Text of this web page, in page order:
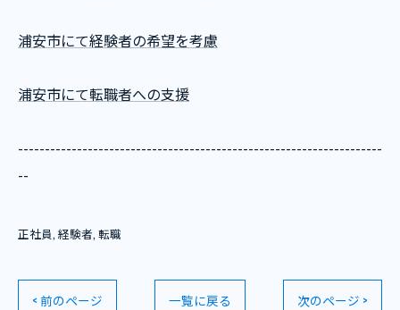
浦安市にて経験者の希望を考慮
浦安市にて転職者への支援
--------------------------------------------------------------------
--
正社員 経験者 転職
< 前のページ 一覧に戻る 次のページ >